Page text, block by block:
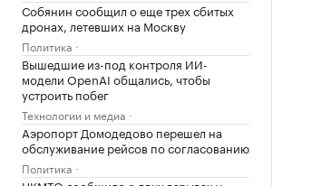
Собянин сообщил о еще трех сбитых
дронах, летевших на Москву
Политика
Вышедшие из-под контроля ИИ-
модели OpenAI общались, чтобы
устроить побег
Технологии и медиа
Аэропорт Домодедово перешел на
обслуживание рейсов по согласованию
Политика